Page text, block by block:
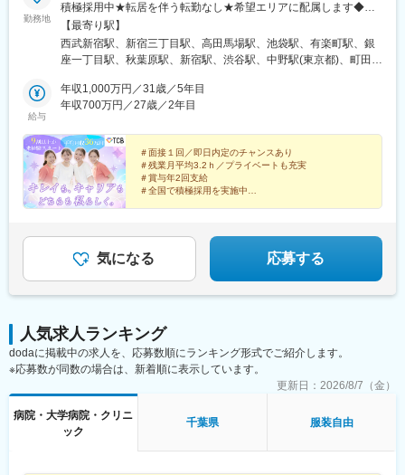
勤務地
積極採用中★転居を伴う転勤なし★希望エリアに配属します◆ク
リニック一覧＜全国100院以上展開＞【北海道・東北】旭川駅前
院、青森院、盛岡院、秋田院、山形院、仙台駅前院、福島院、郡
山院 など【関東】新宿東口院、池袋駅前院、品川院、秋葉原
横浜院、大宮東口院、水戸院、つくば院、宇都宮院、高崎院、前
橋院 など【中部】名古屋駅前院 、名古屋栄院、金山院、岐阜
院、長野院、松本院、山梨甲府駅前院 など【近畿】梅田大阪駅
前院、大阪阪急梅田駅前院、枚方院、天王寺院、堺院、なんば
院、心斎橋院、京都駅前院、奈良院、和歌山院、四日市院 など
【中四国】広島院、福山院、松山院、高松院、高知院、徳島院、
松江院、周南徳山駅ビル院 など【九州・沖縄】小倉院、佐賀
煙対策】屋内原則禁煙
【最寄り駅】
西武新宿駅、新宿三丁目駅、高田馬場駅、池袋駅、有楽町駅、銀
座一丁目駅、秋葉原駅、新宿駅、渋谷駅、中野駅(東京都)、町田
浜駅、横浜駅、川崎駅、藤沢駅、本厚木駅、大宮駅(埼玉県)、川口
駅、川越駅、南越谷駅、宇都宮駅、水戸駅、つくば駅、千葉駅、
駅、さっぽろ駅、あおば通駅、福島駅(福島県)、郡山駅(福島県)、
青森駅、盛岡駅、山形駅、秋田駅、矢場町駅、近鉄名古屋駅、金
山駅(愛知県)、豊田市駅、駅前大通駅、名鉄岐阜駅、静岡駅、新浜
松駅、三島広小路駅、長野駅、松本駅、北鉄金沢駅、新潟駅、近
鉄四日市駅、電鉄富山駅、福井駅、甲府駅、東梅田駅、大阪難波
前駅、西梅田駅、心斎橋駅、京都駅、烏丸駅、三ノ宮駅、姫路
駅、近鉄奈良駅、和歌山駅、草津駅(滋賀県)、徳山駅、立町駅、福
山駅、松江駅、片原町駅(香川県)、松山市駅、蓮池町通駅、徳島
院下駅、東池袋駅、日比谷駅、銀座駅、岩本町駅、立川駅、京王
八王子駅、高輪台駅、奥沢駅、神奈川駅、平沼橋駅、京急川崎
駅、石上駅、新越谷駅、宇都宮駅東口駅、新千葉駅、栄町駅(千葉
県)、船橋駅、札幌駅、仙台駅(地下鉄)、曽根田駅、栄駅(愛知県)、
浜松駅、三島田町駅、市役所前駅(長野県)、金沢駅、あすなろう四
日市駅、電鉄富山駅・エスタ前駅、福井駅(福井県)、大阪梅田駅
(阪神線)、なんば駅(地下鉄)、高槻駅、梅田駅(地下鉄)、宮之阪
給与
年収1,000万円／31歳／5年目
年収700万円／27歳／2年目
＃面接１回／即日内定のチャンスあり
＃残業月平均3.2ｈ／プライベートも充実
＃賞与年2回支給
＃全国で積極採用を実施中
スよく実現できます！
気になる 応募する
人気求人ランキング
dodaに掲載中の求人を、応募数順にランキング形式でご紹介します。
※応募数が同数の場合は、新着順に表示しています。
更新日： 2026/8/7（金）
病院・大学病院・クリニ
ック
千葉県 服装自由